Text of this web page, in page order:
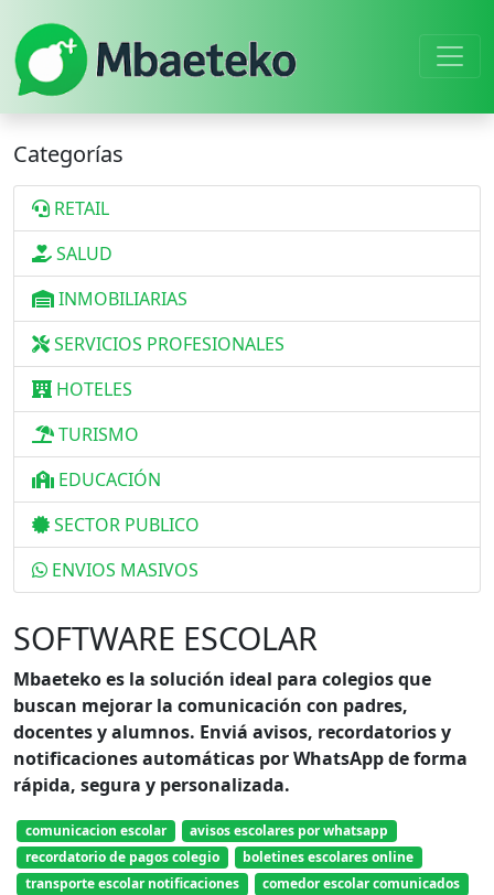
Categorías
RETAIL
SALUD
INMOBILIARIAS
SERVICIOS PROFESIONALES
HOTELES
TURISMO
EDUCACIÓN
SECTOR PUBLICO
ENVIOS MASIVOS
SOFTWARE ESCOLAR
Mbaeteko es la solución ideal para colegios que
buscan mejorar la comunicación con padres,
docentes y alumnos. Enviá avisos, recordatorios y
notificaciones automáticas por WhatsApp de forma
rápida, segura y personalizada.
comunicacion escolar
avisos escolares por whatsapp
recordatorio de pagos colegio
boletines escolares online
transporte escolar notificaciones
comedor escolar comunicados